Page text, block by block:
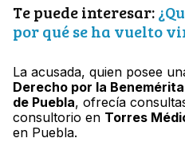
Te puede interesar:
por qué se ha vuelto
La acusada, quien posee
Derecho por la
de Puebla, ofrecía
consultorio en Torres
en Puebla.